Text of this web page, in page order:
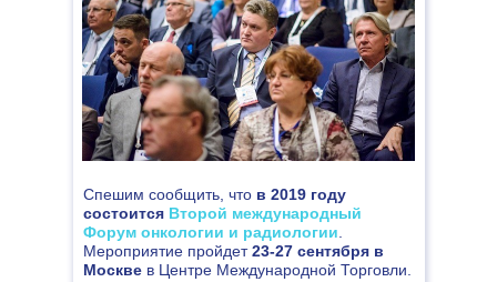
Уважаемые коллеги!
26 сентября 2018 года в Москве в
рамках Первого международного
Форума онкологии и радиологии
будет работатьКонгресс
онкохирургия».
Его модератор д.м.н., заведующий
торакальным хирургическим
отделением МНИОИ им. П.А.
Спешим сообщить, что в 2019 году
состоится Второй международный
Форум онкологии и радиологии
Мероприятие пройдет23-27 сентября в
Москве в Центре Международной Торговли.